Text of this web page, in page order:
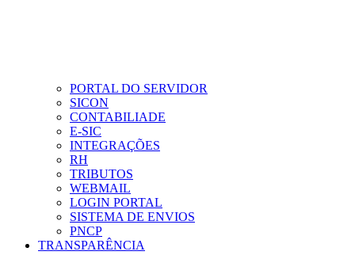
PORTAL DO SERVIDOR
SICON
CONTABILIADE
E-SIC
INTEGRAÇÕES
RH
TRIBUTOS
WEBMAIL
LOGIN PORTAL
SISTEMA DE ENVIOS
PNCP
TRANSPARÊNCIA